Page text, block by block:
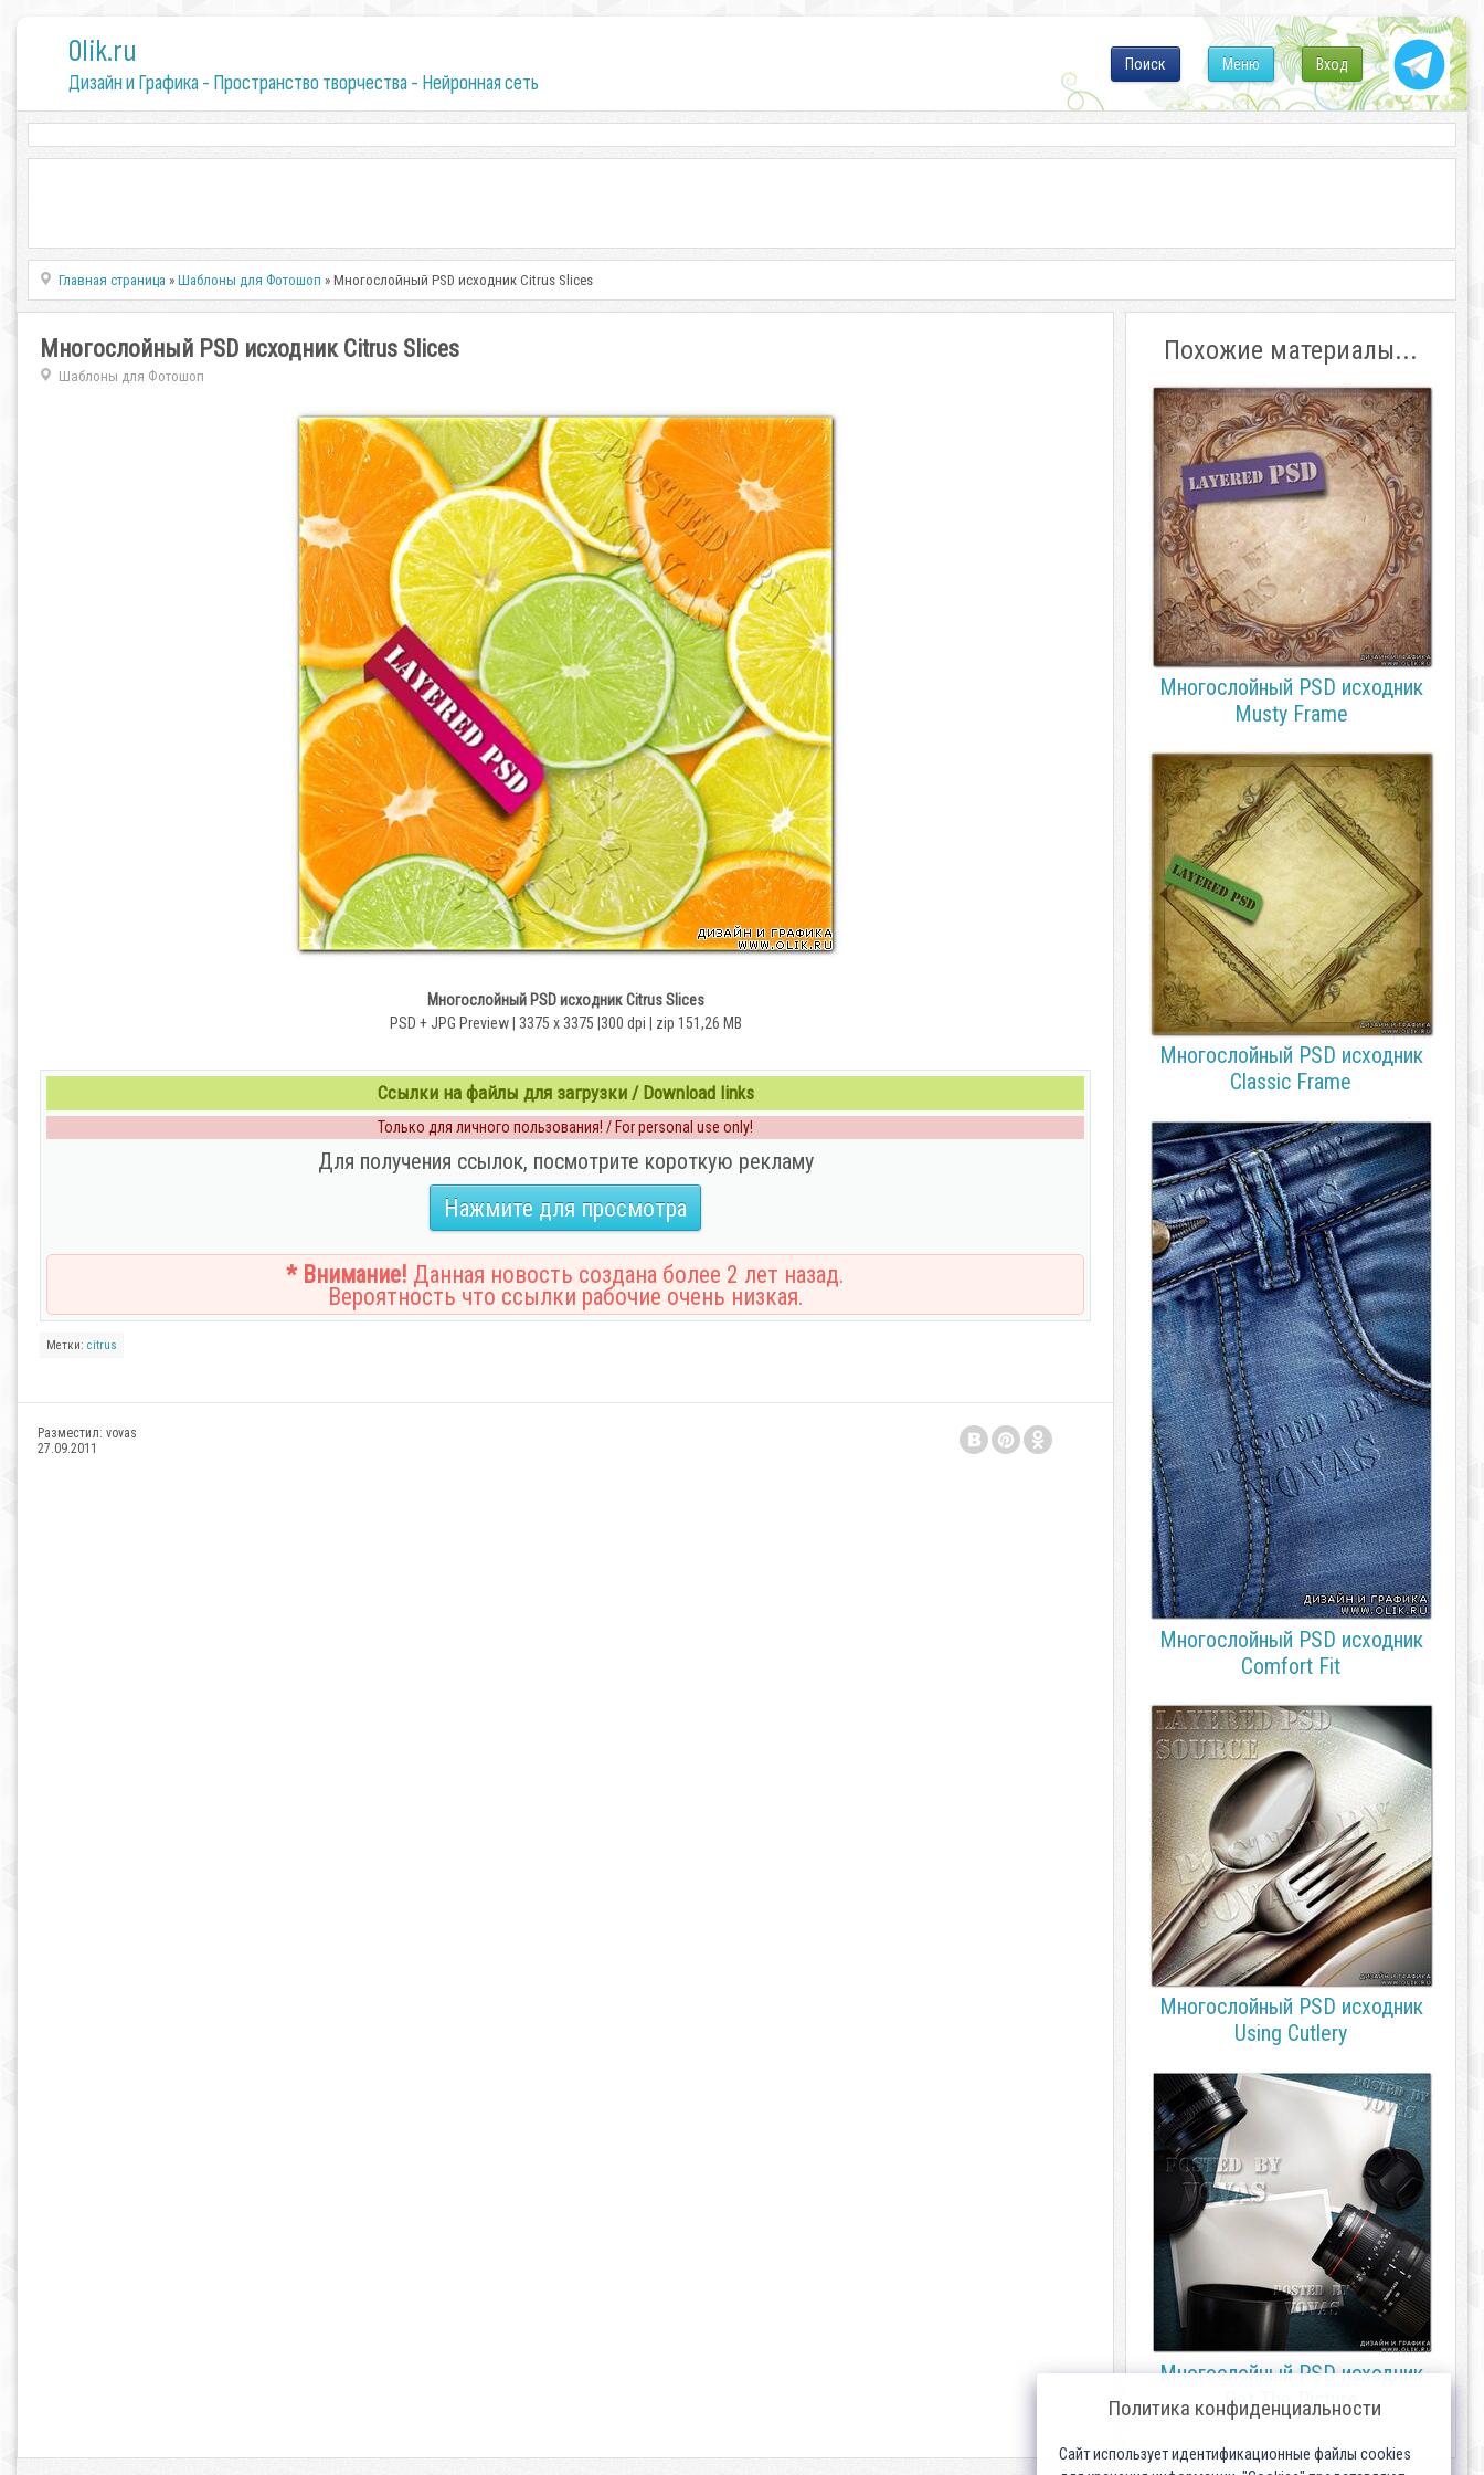
0lik.ru
Дизайн и Графика - Пространство творчества - Нейронная сеть
Вход
Меню
Поиск
Главная страница »Шаблоны для Фотошоп » Многослойный PSD исходник Citrus Slices
Многослойный PSD исходник Citrus Slices
Шаблоны для Фотошоп
Многослойный PSD исходник Citrus Slices
PSD + JPG Preview | 3375 x 3375 |300 dpi | zip 151,26 MB
Ссылки на файлы для загрузки / Download links
Только для личного пользования! / For personal use only!
Для получения ссылок, посмотрите короткую рекламу
Нажмите для просмотра
* Внимание! Данная новость создана более 2 лет назад.
Вероятность что ссылки рабочие очень низкая.
Метки: citrus
Разместил: vovas
27.09.2011
Похожие материалы...
Многослойный PSD исходник
Musty Frame
Многослойный PSD исходник
Classic Frame
Многослойный PSD исходник
Comfort Fit
Многослойный PSD исходник
Using Cutlery
Многослойный PSD исходник
Get The Picture
Политика конфиденциальности
Сайт использует идентификационные файлы cookies